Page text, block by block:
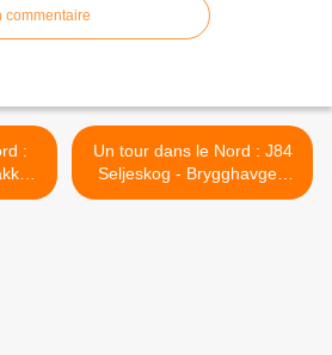
commentaire
Un tour dans le Nord : J84
Seljeskog - Brygghavgen
(103kms) >